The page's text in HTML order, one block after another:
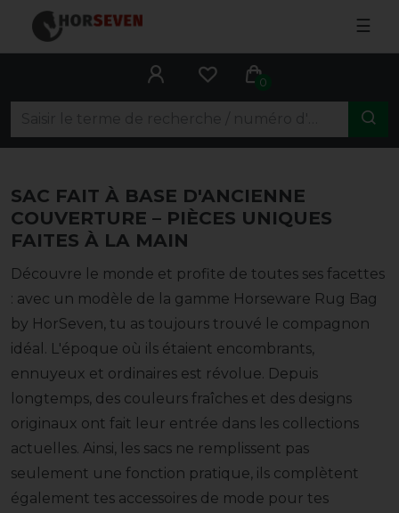
☰
0
SAC FAIT À BASE D'ANCIENNE
COUVERTURE – PIÈCES UNIQUES
FAITES À LA MAIN
Découvre le monde et profite de toutes ses facettes
: avec un modèle de la gamme Horseware Rug Bag
by HorSeven, tu as toujours trouvé le compagnon
idéal. L'époque où ils étaient encombrants,
ennuyeux et ordinaires est révolue. Depuis
longtemps, des couleurs fraîches et des designs
originaux ont fait leur entrée dans les collections
actuelles. Ainsi, les sacs ne remplissent pas
seulement une fonction pratique, ils complètent
également tes accessoires de mode pour tes